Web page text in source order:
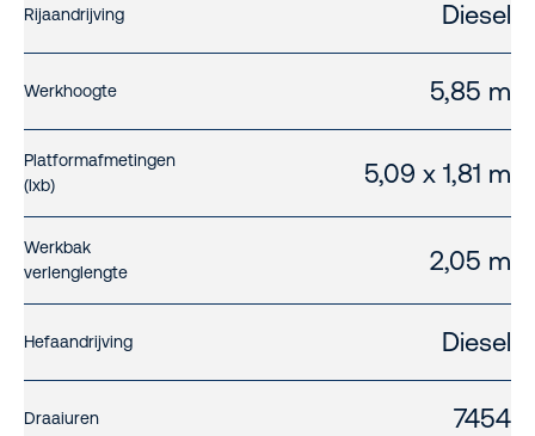
Rijaandrijving Diesel
Werkhoogte 5,85 m
Platformafmetingen
(lxb)
5,09 x 1,81 m
Werkbak
verlenglengte
2,05 m
Hefaandrijving Diesel
Draaiuren 7454